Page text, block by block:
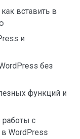
вставить в
и
без
функций и
работы с
WordPress